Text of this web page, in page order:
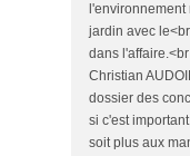
jardin avec
dans
Christian
dossier des
si c'est
soit plus aux